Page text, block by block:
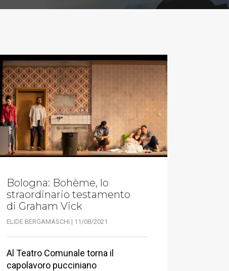
Bologna: Bohème, lo
straordinario testamento
di Graham Vick
ELIDE BERGAMASCHI | 11/08/2021
Al Teatro Comunale torna il
capolavoro pucciniano